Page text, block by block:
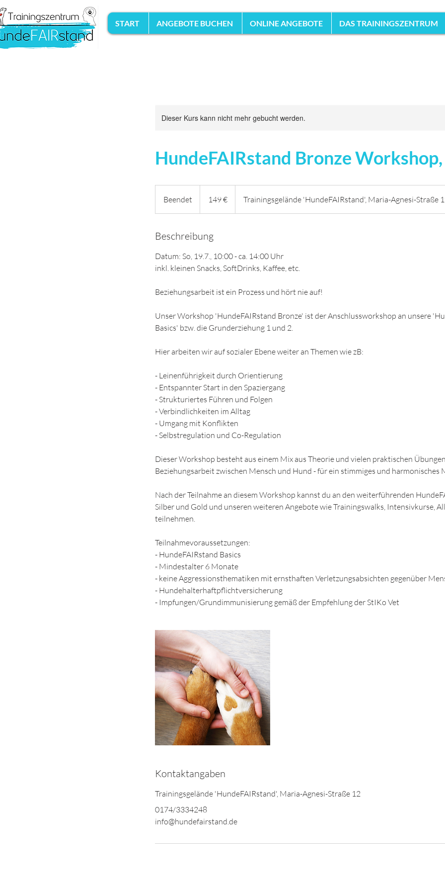
START ANGEBOTE BUCHEN ONLINE ANGEBOTE DAS TRAININGSZENTRUM
Dieser Kurs kann nicht mehr gebucht werden.
HundeFAIRstand Bronze
Beendet
e
n
e
t
149 € Trainingsgelände 'HundeFAIRstand', Maria-Agnesi-Straße
Beschreibung
Datum: So, 19.7., 10:00 - ca. 14:00 Uhr
inkl. kleinen Snacks, SoftDrinks, Kaffee, etc.
Beziehungsarbeit ist ein Prozess und hört nie auf!
Unser Workshop 'HundeFAIRstand Bronze' ist der Anschlussworkshop an unsere
Basics' bzw. die Grunderziehung 1 und 2.
Hier arbeiten wir auf sozialer Ebene weiter an Themen wie zB:
- Leinenführigkeit durch Orientierung
- Entspannter Start in den Spaziergang
- Strukturiertes Führen und Folgen
- Verbindlichkeiten im Alltag
- Umgang mit Konflikten
- Selbstregulation und Co-Regulation
Dieser Workshop besteht aus einem Mix aus Theorie und vielen praktischen
Beziehungsarbeit zwischen Mensch und Hund - für ein stimmiges und harmonisches
Nach der Teilnahme an diesem Workshop kannst du an den weiterführenden
Silber und Gold und unseren weiteren Angebote wie Trainingswalks, Intensivkurse,
teilnehmen.
Teilnahmevoraussetzungen:
- HundeFAIRstand Basics
- Mindestalter 6 Monate
- keine Aggressionsthematiken mit ernsthaften Verletzungsabsichten gegenüber
- Hundehalterhaftpflichtversicherung
- Impfungen/Grundimmunisierung gemäß der Empfehlung der StIKo Vet
Kontaktangaben
Trainingsgelände 'HundeFAIRstand', Maria-Agnesi-Straße 12
0174/3334248
info@hundefairstand.de